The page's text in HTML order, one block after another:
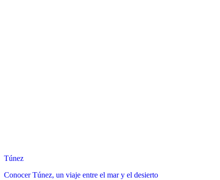
Túnez
Conocer Túnez, un viaje entre el mar y el desierto